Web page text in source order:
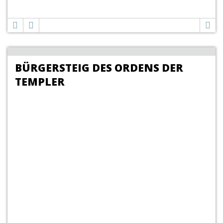
BÜRGERSTEIG DES ORDENS DER
TEMPLER